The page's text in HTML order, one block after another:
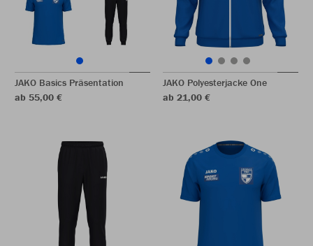
JAKO Basics Präsentation
ab 55,00 €
JAKO Polyesterjacke One
ab 21,00 €